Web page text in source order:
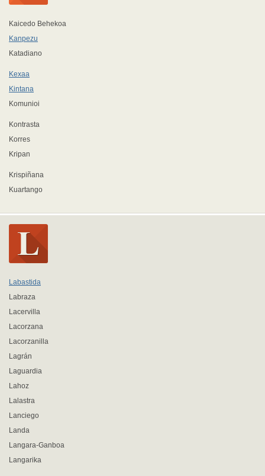
Kaicedo Behekoa
Kanpezu
Katadiano
Kexaa
Kintana
Komunioi
Kontrasta
Korres
Kripan
Krispiñana
Kuartango
Labastida
Labraza
Lacervilla
Lacorzana
Lacorzanilla
Lagrán
Laguardia
Lahoz
Lalastra
Lanciego
Landa
Langara-Ganboa
Langarika